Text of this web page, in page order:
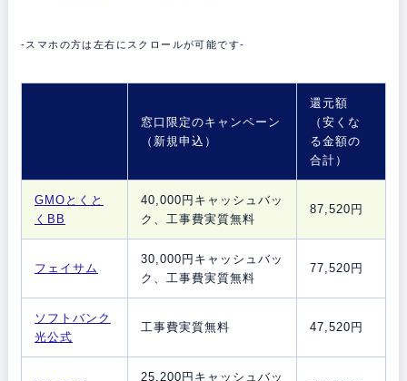
-スマホの方は左右にスクロールが可能です-
窓口限定のキャンペーン
（新規申込）
還元額
（安くな
る金額の
合計）
GMOとくと
くBB
40,000円キャッシュバッ
ク、工事費実質無料
87,520円
フェイサム
30,000円キャッシュバッ
ク、工事費実質無料
77,520円
ソフトバンク
光公式
工事費実質無料 47,520円
25,200円キャッシュバッ